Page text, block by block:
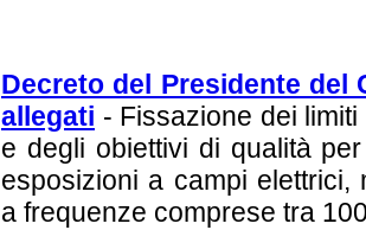
Decreto del Presidente del
allegati - Fissazione dei
e degli obiettivi di qualità
esposizioni a campi elettrici,
a frequenze comprese tra